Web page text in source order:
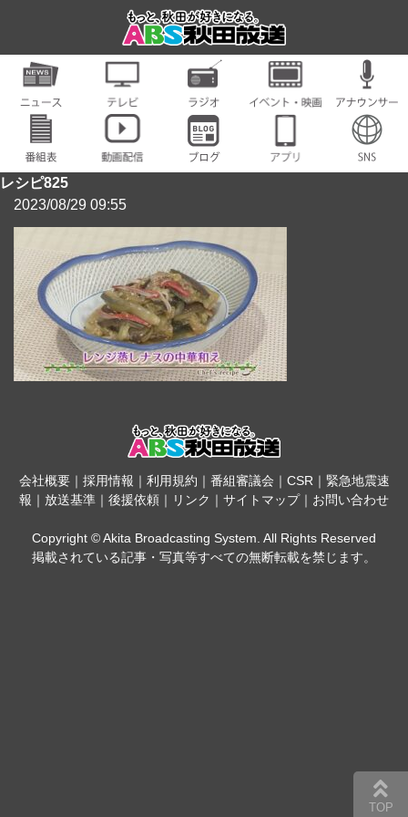
レシピ825
2023/08/29 09:55
会社概要｜ 採用情報 ｜ 利用規約 ｜ 番組審議会 ｜ CSR｜ 緊急地震速
報 ｜ 放送基準 ｜ 後援依頼 ｜ リンク ｜ サイトマップ｜ お問い合わせ
Copyright © Akita Broadcasting System. All Rights Reserved
掲載されている記事・写真等すべての無断転載を禁じます。